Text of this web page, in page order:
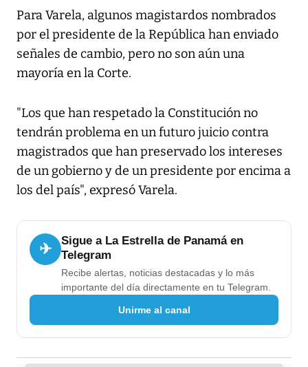
Para Varela, algunos magistardos nombrados
por el presidente de la República han enviado
señales de cambio, pero no son aún una
mayoría en la Corte.
"Los que han respetado la Constitución no
tendrán problema en un futuro juicio contra
magistrados que han preservado los intereses
de un gobierno y de un presidente por encima a
los del país", expresó Varela.
✈
Sigue a La Estrella de Panamá en
Telegram
Recibe alertas, noticias destacadas y lo más
importante del día directamente en tu Telegram.
Unirme al canal